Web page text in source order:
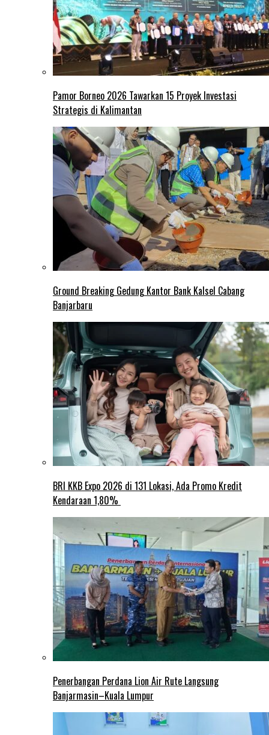
Pamor Borneo 2026 Tawarkan 15 Proyek Investasi
Strategis di Kalimantan
Ground Breaking Gedung Kantor Bank Kalsel Cabang
Banjarbaru
BRI KKB Expo 2026 di 131 Lokasi, Ada Promo Kredit
Kendaraan 1,80%
Penerbangan Perdana Lion Air Rute Langsung
Banjarmasin–Kuala Lumpur